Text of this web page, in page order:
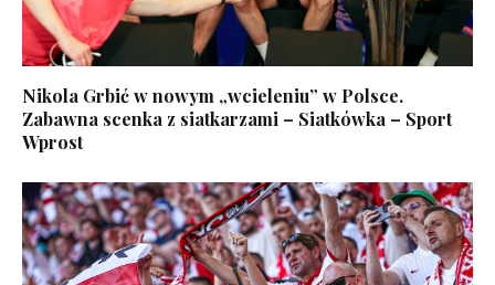
Nikola Grbić w nowym „wcieleniu” w Polsce.
Zabawna scenka z siatkarzami – Siatkówka – Sport
Wprost